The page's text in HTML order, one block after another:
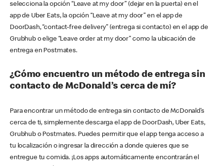
selecciona la opción “Leave at my door” (dejar en la puerta) en el
app de Uber Eats, la opción “Leave at my door” en el app de
DoorDash, “contact-free delivery” (entrega si contacto) en el app de
Grubhub o elige “Leave order at my door” como la ubicación de
entrega en Postmates.
¿Cómo encuentro un método de entrega sin
contacto de McDonald’s cerca de mí?
Para encontrar un método de entrega sin contacto de McDonald’s
cerca de ti, simplemente descarga el app de DoorDash, Uber Eats,
Grubhub o Postmates. Puedes permitir que el app tenga acceso a
tu localización o ingresar la dirección a donde quieres que se
entregue tu comida. ¡Los apps automáticamente encontrarán el